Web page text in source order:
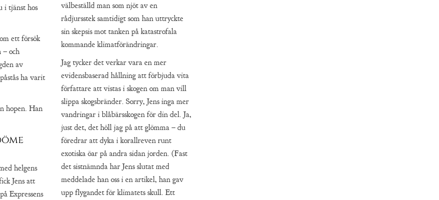
i tjänst hos
ett försök
– och
av
ha varit
hopen. Han
helgens
Jens att
Expressens
välbeställd man som njöt av en
rådjursstek samtidigt som han uttryckte
sin skepsis mot tanken på katastrofala
kommande klimatförändringar.
Jag tycker det verkar vara en mer
evidensbaserad hållning att förbjuda vita
författare att vistas i skogen om man vill
slippa skogsbränder. Sorry, Jens inga mer
vandringar i blåbärsskogen för din del. Ja,
just det, det höll jag på att glömma – du
föredrar att dyka i korallreven runt
exotiska öar på andra sidan jorden. (Fast
det sistnämnda har Jens slutat med
meddelade han oss i en artikel, han gav
upp flygandet för klimatets skull. Ett